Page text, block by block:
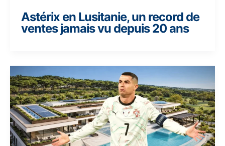
Astérix en Lusitanie, un record de
ventes jamais vu depuis 20 ans